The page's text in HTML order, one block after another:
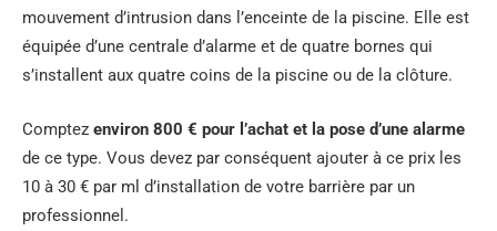
mouvement d’intrusion dans l’enceinte de la piscine. Elle est
équipée d’une centrale d’alarme et de quatre bornes qui
s’installent aux quatre coins de la piscine ou de la clôture.
Comptez environ 800 € pour l’achat et la pose d’une alarme
de ce type. Vous devez par conséquent ajouter à ce prix les
10 à 30 € par ml d’installation de votre barrière par un
professionnel.